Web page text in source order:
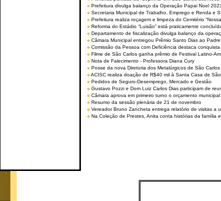
Prefeitura divulga balanço da Operação Papai Noel
Secretaria Municipal de Trabalho, Emprego e Renda e
Prefeitura realiza roçagem e limpeza do Cemitério
Reforma do Estádio “Luisão” está praticamente
Departamento de fiscalização divulga balanço da
Câmara Municipal entregou Prêmio Santo Dias ao
Comissão da Pessoa com Deficiência destaca
Filme de São Carlos ganha prêmio de Festival Latino-
Nota de Falecimento - Professora Diana Cury
Posse da nova Diretoria dos Metalúrgicos de São
ACISC realiza doação de R$40 mil à Santa Casa de
Pedidos de Seguro-Desemprego, Mercado e Gestão
Gustavo Pozzi e Dom Luiz Carlos Dias participam de
Câmara aprova em primeiro turno o orçamento
Resumo da sessão plenária de 21 de novembro
Vereador Bruno Zancheta entrega relatório de visitas a
Na Coleção de Prestes, Anita conta histórias da família